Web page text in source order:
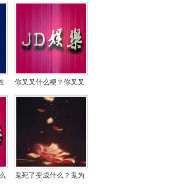
你叉叉什么梗？你叉叉
穷哈哈哈利波特骑着扫
厨房出自哪里？歌词
鬼死了变成什么？鬼为